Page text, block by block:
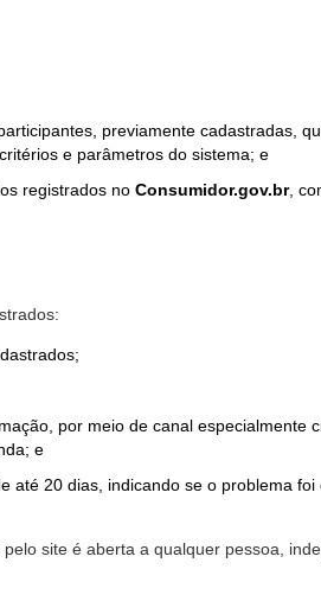
previamente cadastradas,
e parâmetros do sistema; e
registrados no Consumidor.gov.br,
por meio de canal especialmente
e
20 dias, indicando se o problema
site é aberta a qualquer pessoa,